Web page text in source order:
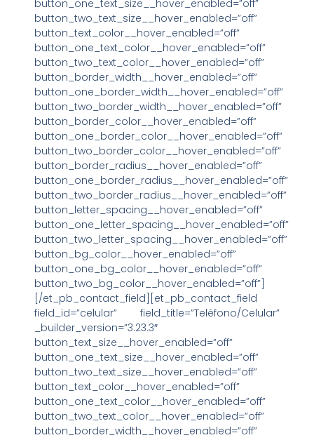
button_one_text_size__hover_enabled=”off”
button_two_text_size__hover_enabled=”off”
button_text_color__hover_enabled=”off”
button_one_text_color__hover_enabled=”off”
button_two_text_color__hover_enabled=”off”
button_border_width__hover_enabled=”off”
button_one_border_width__hover_enabled=”off”
button_two_border_width__hover_enabled=”off”
button_border_color__hover_enabled=”off”
button_one_border_color__hover_enabled=”off”
button_two_border_color__hover_enabled=”off”
button_border_radius__hover_enabled=”off”
button_one_border_radius__hover_enabled=”off”
button_two_border_radius__hover_enabled=”off”
button_letter_spacing__hover_enabled=”off”
button_one_letter_spacing__hover_enabled=”off”
button_two_letter_spacing__hover_enabled=”off”
button_bg_color__hover_enabled=”off”
button_one_bg_color__hover_enabled=”off”
button_two_bg_color__hover_enabled=”off”]
[/et_pb_contact_field][et_pb_contact_field
field_id=”celular” field_title=”Teléfono/Celular”
_builder_version=”3.23.3″
button_text_size__hover_enabled=”off”
button_one_text_size__hover_enabled=”off”
button_two_text_size__hover_enabled=”off”
button_text_color__hover_enabled=”off”
button_one_text_color__hover_enabled=”off”
button_two_text_color__hover_enabled=”off”
button_border_width__hover_enabled=”off”